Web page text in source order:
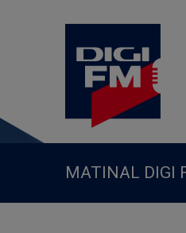
MATINAL DIGI